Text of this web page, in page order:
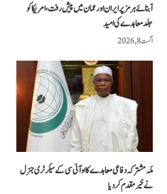
آبنائے ہرمز پر ایران اور عمان میں پیش رفت، امریکا کو
جلد معاہدے کی امید
اگست 8, 2026
مکہ مشترکہ دفاعی معاہدے کا او آئی سی کے سیکرٹری جنرل
نے خیرمقدم کردیا